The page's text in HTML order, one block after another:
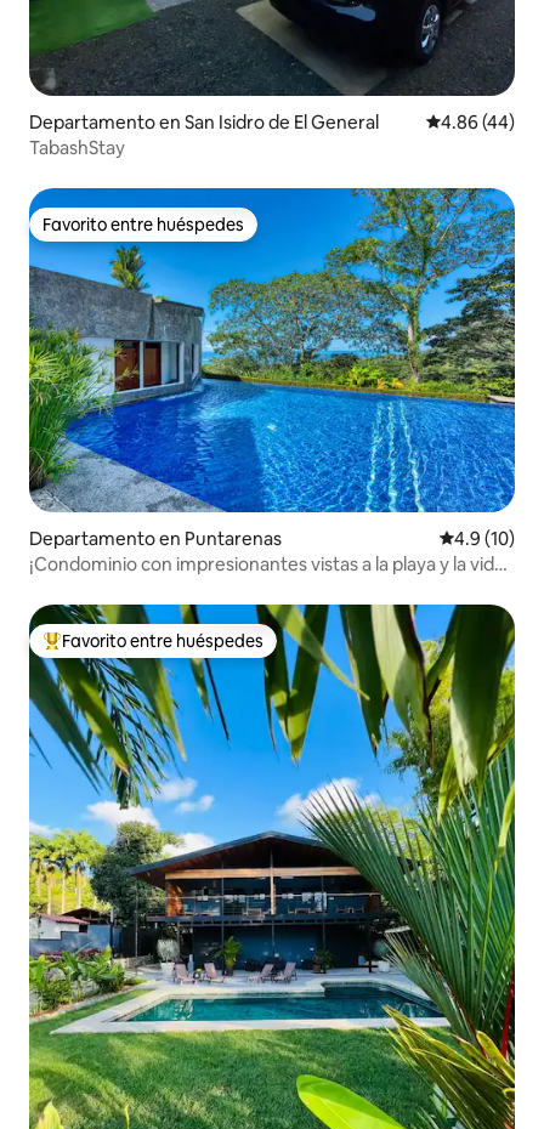
Departamento en San Isidro de El General Calificación
4.86 (44)
TabashStay
Favorito entre huéspedes
Favorito entre huéspedes
Departamento en Puntarenas Calificación
4.9 (10)
¡Condominio con impresionantes vistas a la playa y la vida
De los mejores en Favorito entre huéspedes
Favorito entre huéspedes